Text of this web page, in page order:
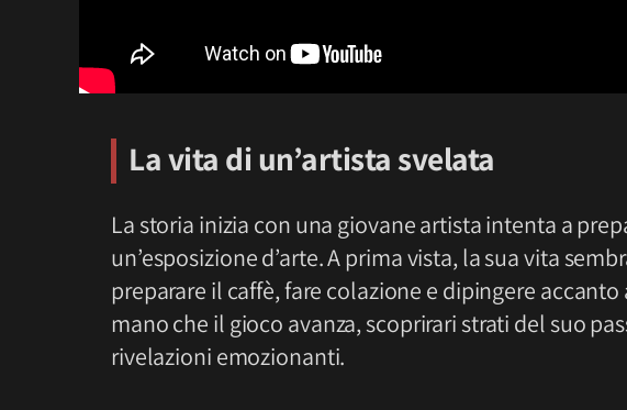
La vita di un’artista svelata
La storia inizia con una giovane artista intenta a
un’esposizione d’arte. A prima vista, la sua vita
preparare il caffè, fare colazione e dipingere
mano che il gioco avanza, scoprirari strati del suo
rivelazioni emozionanti.